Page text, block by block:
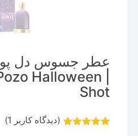
عطر جسوس دل
Halloween
Shot
(دیدگاه کاربر 1
)